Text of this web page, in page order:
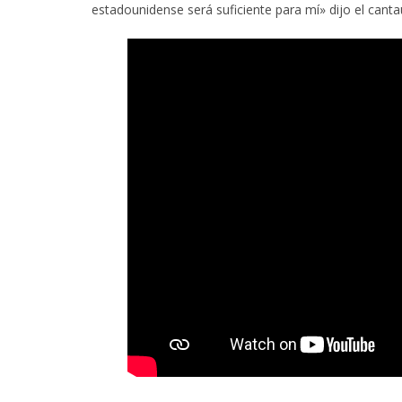
estadounidense será suficiente para mí» dijo el